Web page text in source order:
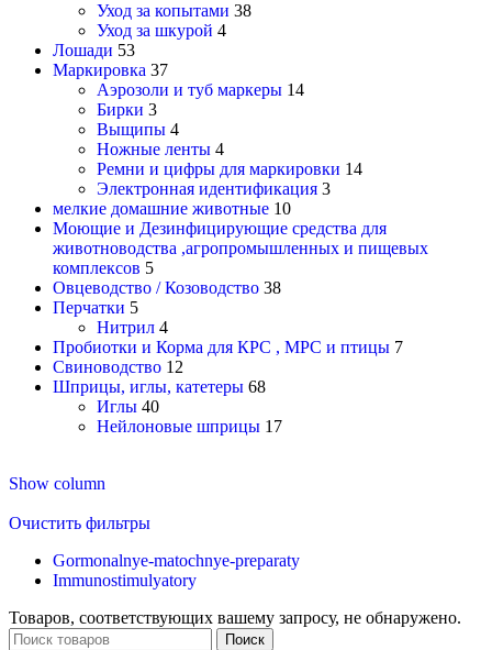
Уход за копытами 38
Уход за шкурой 4
Лошади 53
Маркировка 37
Аэрозоли и туб маркеры 14
Бирки 3
Выщипы 4
Ножные ленты 4
Ремни и цифры для маркировки 14
Электронная идентификация 3
мелкие домашние животные 10
Моющие и Дезинфицирующие средства для
животноводства ,агропромышленных и пищевых
комплексов 5
Овцеводство / Козоводство 38
Перчатки 5
Нитрил 4
Пробиотки и Корма для КРС , МРС и птицы 7
Свиноводство 12
Шприцы, иглы, катетеры 68
Иглы 40
Нейлоновые шприцы 17
Show column
Очистить фильтры
Gormonalnye-matochnye-preparaty
Immunostimulyatory
Товаров, соответствующих вашему запросу, не обнаружено.
Поиск